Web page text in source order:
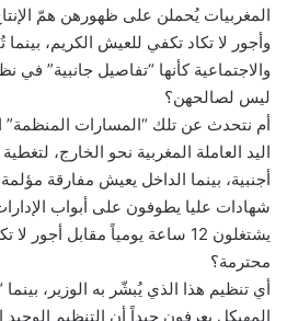
المغربيات يُحملن على ظهورهن همّ
وأجور لا تكاد تكفي للعيش الكريم،
والاجتماعية كأنها “تفاصيل جانبية”
ليس لصالحهن؟
أم نتحدث عن تلك “المسارات المنظمة”
اليد العاملة المغربية نحو الخارج،
أجنبية، بينما الداخل يعيش مفارقة
شهادات عليا يطوفون على أبواب
يشتغلون 12 ساعة يومياً مقابل
محترمة؟
أي تنظيم هذا الذي يُبشّر به الوزير،
المهيكل يعرفون جيداً أن التنظيم